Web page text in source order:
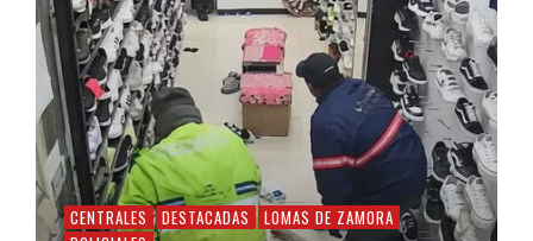
CENTRALES DESTACADAS
LOMAS DE ZAMORA